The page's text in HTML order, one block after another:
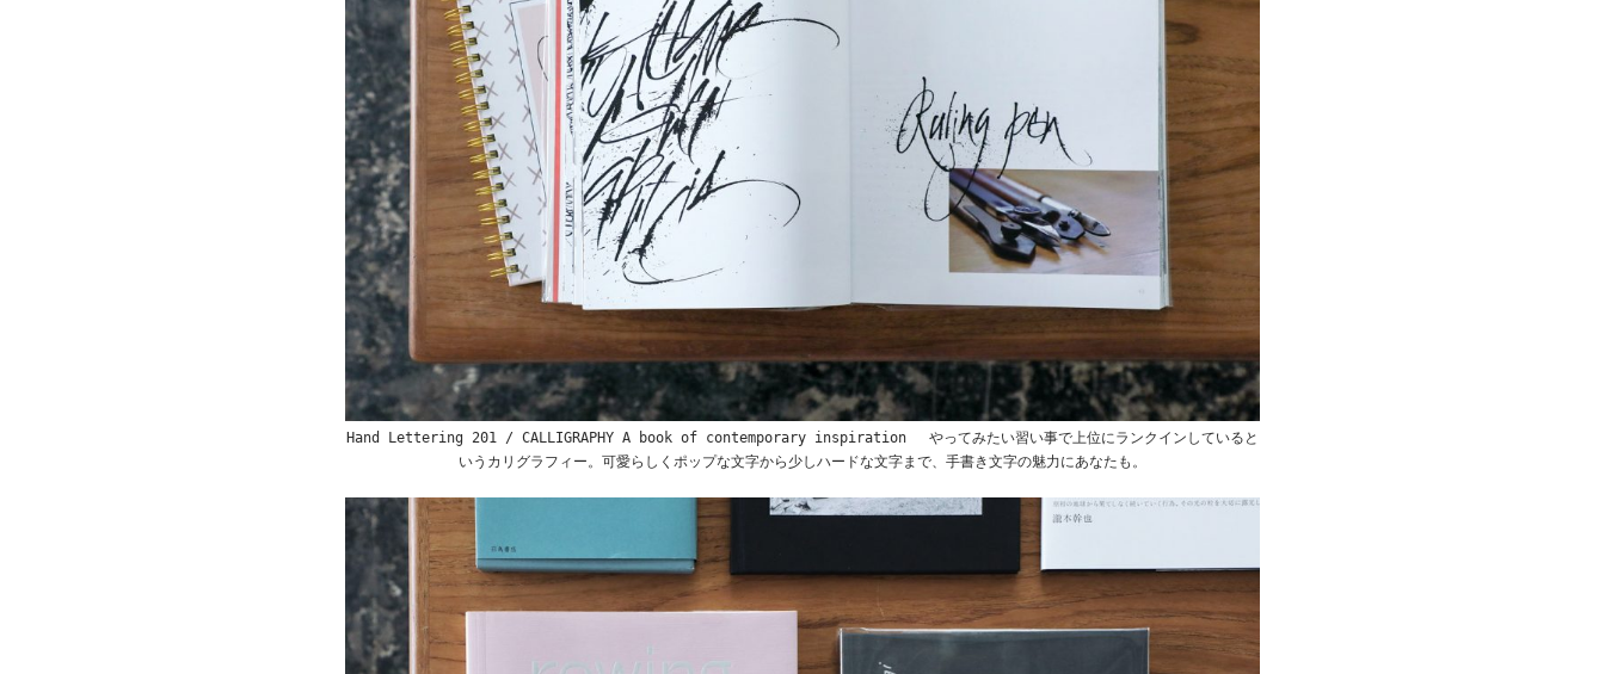
Hand Lettering 201 / CALLIGRAPHY A book of contemporary inspiration やってみたい習い事で上位にランクインしていると
いうカリグラフィー。可愛らしくポップな文字から少しハードな文字まで、手書き文字の魅力にあなたも。